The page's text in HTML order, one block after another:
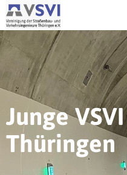
Junge VSVI
Thüringen